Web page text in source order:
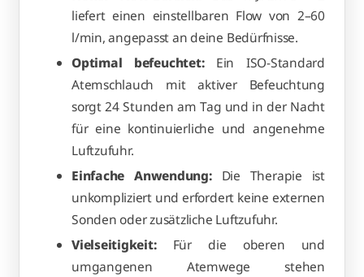
liefert einen einstellbaren Flow von 2–60
l/min, angepasst an deine Bedürfnisse.
Optimal befeuchtet:Ein ISO-Standard
Atemschlauch mit aktiver Befeuchtung
sorgt 24 Stunden am Tag und in der Nacht
für eine kontinuierliche und angenehme
Luftzufuhr.
Einfache Anwendung:Die Therapie ist
unkompliziert und erfordert keine externen
Sonden oder zusätzliche Luftzufuhr.
Vielseitigkeit:Für die oberen und
umgangenen Atemwege stehen